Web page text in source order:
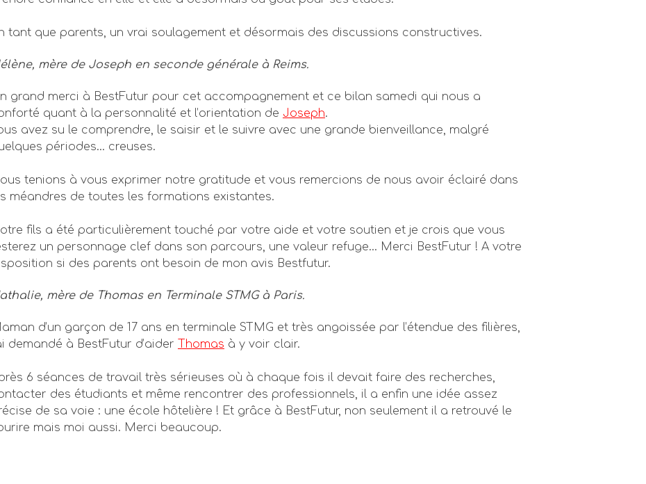
tant que parents, un vrai soulagement et désormais des discussions constructives.
mère de Joseph en seconde générale à Reims.
grand merci à BestFutur pour cet accompagnement et ce bilan samedi qui nous a
quant à la personnalité et l’orientation de Joseph.
avez su le comprendre, le saisir et le suivre avec une grande bienveillance, malgré
périodes… creuses.
tenions à vous exprimer notre gratitude et vous remercions de nous avoir éclairé dans
méandres de toutes les formations existantes.
fils a été particulièrement touché par votre aide et votre soutien et je crois que vous
un personnage clef dans son parcours, une valeur refuge… Merci BestFutur ! A votre
si des parents ont besoin de mon avis Bestfutur.
mère de Thomas en Terminale STMG à Paris.
d’un garçon de 17 ans en terminale STMG et très angoissée par l’étendue des filières,
demandé à BestFutur d’aider
Thomas à y voir clair.
6 séances de travail très sérieuses où à chaque fois il devait faire des recherches,
des étudiants et même rencontrer des professionnels, il a enfin une idée assez
de sa voie : une école hôtelière ! Et grâce à BestFutur, non seulement il a retrouvé le
mais moi aussi. Merci beaucoup.